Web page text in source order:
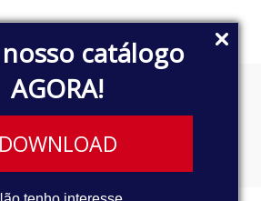
catálogo
AGORA!
DOWNLOADDE LUZ DE RÉ